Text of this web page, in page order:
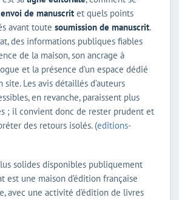
envoi de manuscrit et quels points
avant toute soumission de manuscrit.
des informations publiques fiables
de la maison, son ancrage à
et la présence d’un espace dédié
site. Les avis détaillés d’auteurs
en revanche, paraissent plus
; il convient donc de rester prudent et
des retours isolés. (editions-
solides disponibles publiquement
est une maison d’édition française
avec une activité d’édition de livres